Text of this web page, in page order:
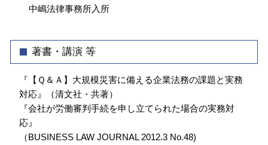
中嶋法律事務所入所
著書・講演 等
『【Ｑ＆Ａ】大規模災害に備える企業法務の課題と実務
対応』（清文社・共著）
『会社が労働審判手続を申し立てられた場合の実務対
応』
（BUSINESS LAW JOURNAL 2012.3 No.48)